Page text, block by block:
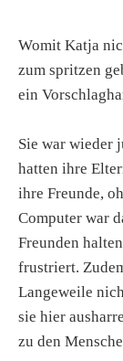
Womit Katja
zum spritzen
ein
Sie war wieder
hatten ihre
ihre Freunde,
Computer war
Freunden
frustriert.
Langeweile
sie hier
zu den